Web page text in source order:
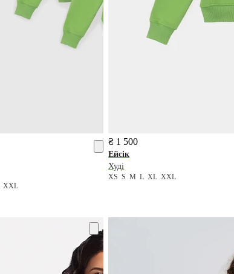
XXL
₴ 1 500
Ейсік
Худі
XSSMLXLXXL